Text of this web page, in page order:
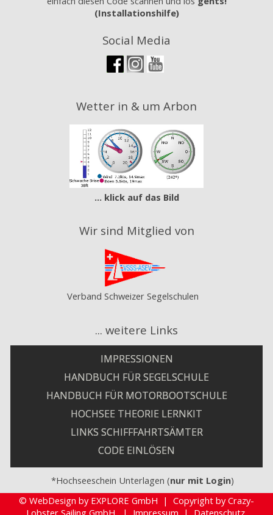
(Installationshilfe)
Social Media
Wetter in & um Arbon
... klick auf das Bild
Wir sind Mitglied von
Verband Schweizer Segelschulen
... weitere Links
IMPRESSIONEN
HANDBUCH FÜR SEGELSCHULE
HANDBUCH FÜR MOTORBOOTSCHULE
HOCHSEE THEORIE LERNKIT
LINKS SCHIFFFAHRTSÄMTER
CODE EINLÖSEN
*Hochseeschein Unterlagen (nur mit Login)
© WebDesign by EXPLORE GmbH | Copyright by Crazy-